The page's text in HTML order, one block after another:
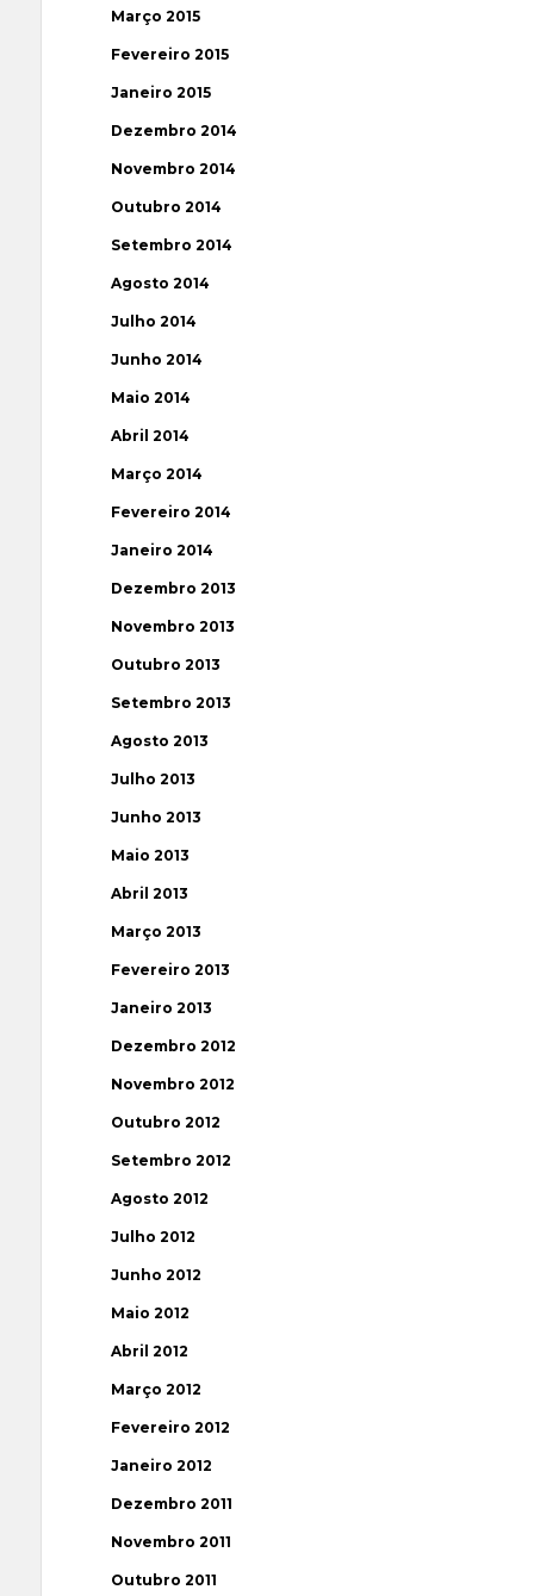
Março 2015
Fevereiro 2015
Janeiro 2015
Dezembro 2014
Novembro 2014
Outubro 2014
Setembro 2014
Agosto 2014
Julho 2014
Junho 2014
Maio 2014
Abril 2014
Março 2014
Fevereiro 2014
Janeiro 2014
Dezembro 2013
Novembro 2013
Outubro 2013
Setembro 2013
Agosto 2013
Julho 2013
Junho 2013
Maio 2013
Abril 2013
Março 2013
Fevereiro 2013
Janeiro 2013
Dezembro 2012
Novembro 2012
Outubro 2012
Setembro 2012
Agosto 2012
Julho 2012
Junho 2012
Maio 2012
Abril 2012
Março 2012
Fevereiro 2012
Janeiro 2012
Dezembro 2011
Novembro 2011
Outubro 2011